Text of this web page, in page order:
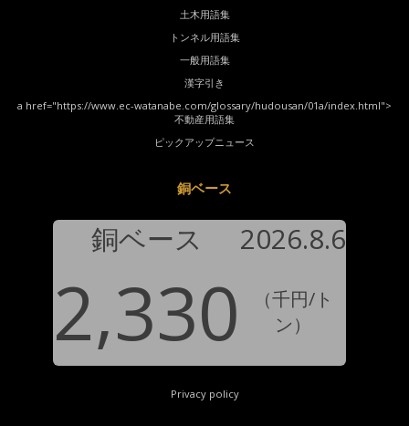
土木用語集
トンネル用語集
一般用語集
漢字引き
a href="https://www.ec-watanabe.com/glossary/hudousan/01a/index.html">
不動産用語集
ピックアップニュース
銅ベース
銅ベース 2026.8.6
2,330
（千円/ト
ン）
Privacy policy